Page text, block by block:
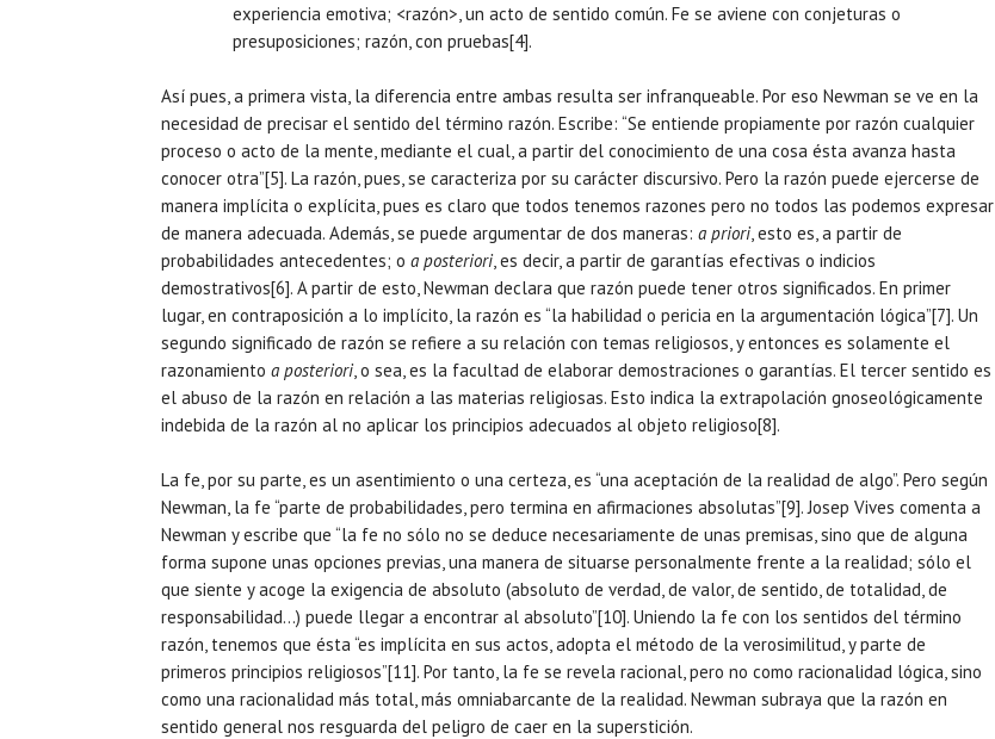
experiencia emotiva; <razón>, un acto de sentido común. Fe se aviene con conjeturas o
presuposiciones; razón, con pruebas[4].
Así pues, a primera vista, la diferencia entre ambas resulta ser infranqueable. Por eso Newman se ve en la
necesidad de precisar el sentido del término razón. Escribe: “Se entiende propiamente por razón cualquier
proceso o acto de la mente, mediante el cual, a partir del conocimiento de una cosa ésta avanza hasta
conocer otra”[5]. La razón, pues, se caracteriza por su carácter discursivo. Pero la razón puede ejercerse de
manera implícita o explícita, pues es claro que todos tenemos razones pero no todos las podemos expresar
de manera adecuada. Además, se puede argumentar de dos maneras: a priori, esto es, a partir de
probabilidades antecedentes; o a posteriori, es decir, a partir de garantías efectivas o indicios
demostrativos[6]. A partir de esto, Newman declara que razón puede tener otros significados. En primer
lugar, en contraposición a lo implícito, la razón es “la habilidad o pericia en la argumentación lógica”[7]. Un
segundo significado de razón se refiere a su relación con temas religiosos, y entonces es solamente el
razonamiento a posteriori, o sea, es la facultad de elaborar demostraciones o garantías. El tercer sentido es
el abuso de la razón en relación a las materias religiosas. Esto indica la extrapolación gnoseológicamente
indebida de la razón al no aplicar los principios adecuados al objeto religioso[8].
La fe, por su parte, es un asentimiento o una certeza, es “una aceptación de la realidad de algo”. Pero según
Newman, la fe “parte de probabilidades, pero termina en afirmaciones absolutas”[9]. Josep Vives comenta a
Newman y escribe que “la fe no sólo no se deduce necesariamente de unas premisas, sino que de alguna
forma supone unas opciones previas, una manera de situarse personalmente frente a la realidad; sólo el
que siente y acoge la exigencia de absoluto (absoluto de verdad, de valor, de sentido, de totalidad, de
responsabilidad…) puede llegar a encontrar al absoluto”[10]. Uniendo la fe con los sentidos del término
razón, tenemos que ésta “es implícita en sus actos, adopta el método de la verosimilitud, y parte de
primeros principios religiosos”[11]. Por tanto, la fe se revela racional, pero no como racionalidad lógica, sino
como una racionalidad más total, más omniabarcante de la realidad. Newman subraya que la razón en
sentido general nos resguarda del peligro de caer en la superstición.